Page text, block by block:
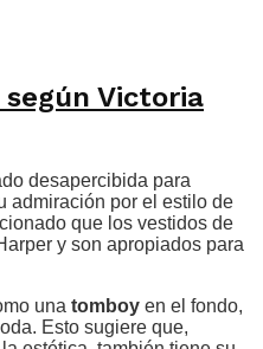
Victoria
desapercibida para
admiración por el estilo de
que los vestidos de
y son apropiados para
una tomboy en el fondo,
Esto sugiere que,